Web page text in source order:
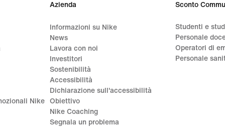
Nike
Azienda
Informazioni su Nike
News
Lavora con noi
Investitori
Sostenibilità
Accessibilità
Dichiarazione sull'accessibilità
Obiettivo
Nike Coaching
Segnala un problema
Sconto
Studenti e
Personale
Operatori di
Personale